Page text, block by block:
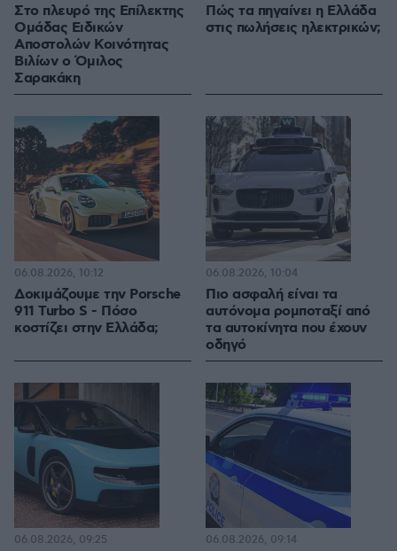
Στο πλευρό της Επίλεκτης
Ομάδας Ειδικών
Αποστολών Κοινότητας
Βιλίων ο Όμιλος
Σαρακάκη
Πώς τα πηγαίνει η Ελλάδα
στις πωλήσεις ηλεκτρικών;
Δοκιμάζουμε την Porsche
911 Turbo S - Πόσο
κοστίζει στην Ελλάδα;
06.08.2026, 10:12
Πιο ασφαλή είναι τα
αυτόνομα ρομποταξί από
τα αυτοκίνητα που έχουν
οδηγό
06.08.2026, 10:04
06.08.2026, 09:25 06.08.2026, 09:14